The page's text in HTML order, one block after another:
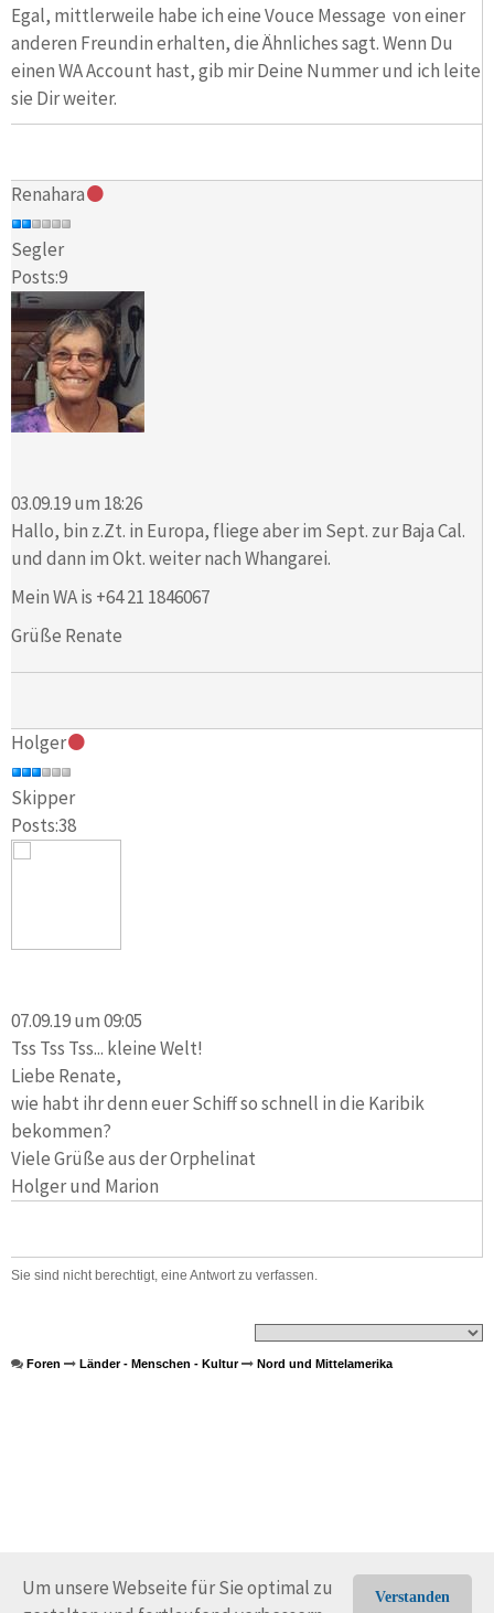
Verstanden
Um unsere Webseite für Sie optimal zu
Egal, mittlerweile habe ich eine Vouce Message von einer
anderen Freundin erhalten, die Ähnliches sagt. Wenn Du
einen WA Account hast, gib mir Deine Nummer und ich leite
sie Dir weiter.
Renahara
Segler
Posts:9
03.09.19 um 18:26
Hallo, bin z.Zt. in Europa, fliege aber im Sept. zur Baja Cal.
und dann im Okt. weiter nach Whangarei.
Mein WA is +64 21 1846067
Grüße Renate
Holger
Skipper
Posts:38
07.09.19 um 09:05
Tss Tss Tss... kleine Welt!
Liebe Renate,
wie habt ihr denn euer Schiff so schnell in die Karibik
bekommen?
Viele Grüße aus der Orphelinat
Holger und Marion
Sie sind nicht berechtigt, eine Antwort zu verfassen.
Foren Länder - Menschen - Kultur Nord und Mittelamerika